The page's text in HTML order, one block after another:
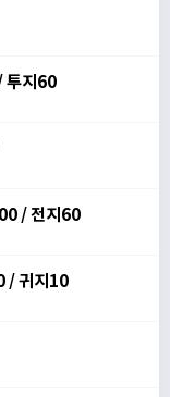
투지60
/ 전지60
/ 귀지10